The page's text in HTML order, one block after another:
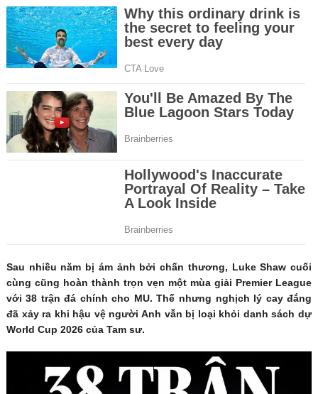
Sau nhiều năm bị ám ảnh bởi chấn thương, Luke Shaw cuối
cùng cũng hoàn thành trọn vẹn một mùa giải Premier League
với 38 trận đá chính cho MU. Thế nhưng nghịch lý cay đắng
đã xảy ra khi hậu vệ người Anh vẫn bị loại khỏi danh sách dự
World Cup 2026 của Tam sư.